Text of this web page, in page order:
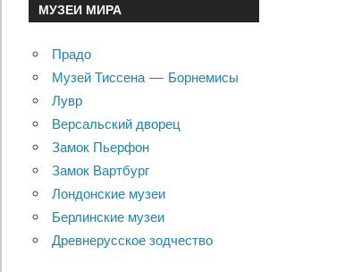
МУЗЕИ МИРА
Прадо
Музей Тиссена — Борнемисы
Лувр
Версальский дворец
Замок Пьерфон
Замок Вартбург
Лондонские музеи
Берлинские музеи
Древнерусское зодчество